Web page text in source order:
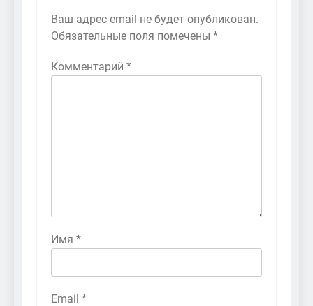
Ваш адрес email не будет опубликован.
Обязательные поля помечены *
Комментарий *
Имя *
Email *